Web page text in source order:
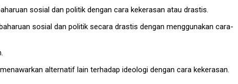
sosial dan politik dengan cara kekerasan atau drastis.
sosial dan politik secara drastis dengan menggunakan cara-
alternatif lain terhadap ideologi dengan cara kekerasan.